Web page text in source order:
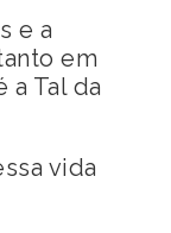
e a
em
a Tal da
vida